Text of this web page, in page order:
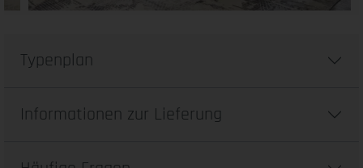
Typenplan
Informationen zur Lieferung